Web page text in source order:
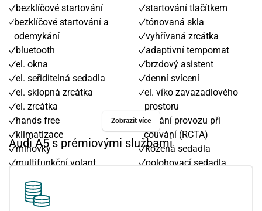
bezklíčové startování
bezklíčové startování a
odemykání
bluetooth
el. okna
el. seřiditelná sedadla
el. sklopná zrcátka
el. zrcátka
hands free
klimatizace
mlhovky
multifunkční volant
parkovací kamera
parkovací senzory přední
startování tlačítkem
tónovaná skla
vyhřívaná zrcátka
adaptivní tempomat
brzdový asistent
denní svícení
el. víko zavazadlového
prostoru
hlídání provozu při
couvání (RCTA)
kožená sedadla
polohovací sedadla
Zobrazit více
Audi A5 s prémiovými službami